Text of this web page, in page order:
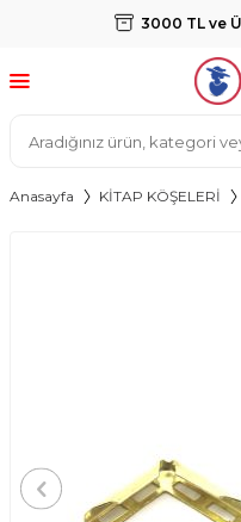
3000 TL ve
Anasayfa KİTAP KÖŞELERİ